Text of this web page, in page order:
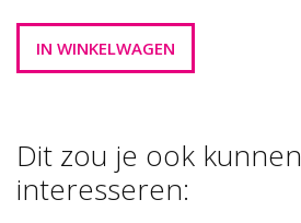
Dit zou je ook kunnen
interesseren: